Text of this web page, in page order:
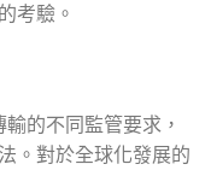
考驗。
的不同監管要求，
。對於全球化發展的